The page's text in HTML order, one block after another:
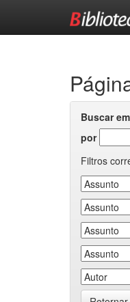
Buscar
por
Filtros